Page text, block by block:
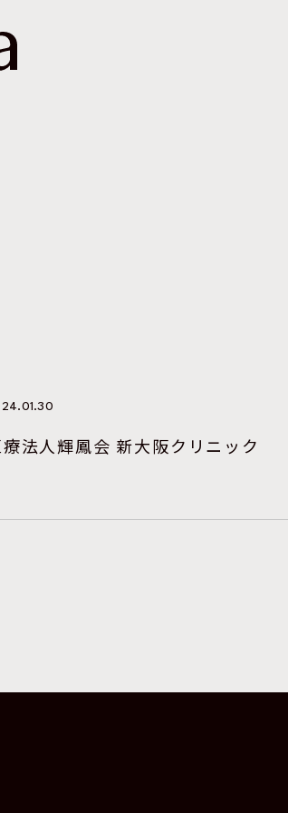
法人輝鳳会 新大阪クリニック